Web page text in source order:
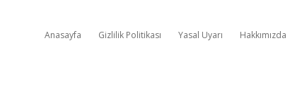
Anasayfa Gizlilik Politikası Yasal Uyarı Hakkımızda